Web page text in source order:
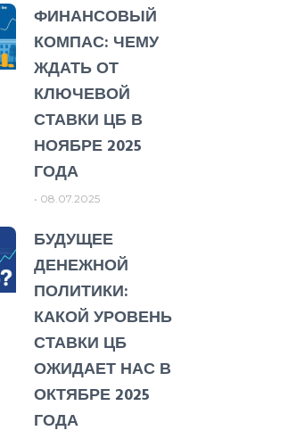
ФИНАНСОВЫЙ
КОМПАС: ЧЕМУ
ЖДАТЬ ОТ
КЛЮЧЕВОЙ
СТАВКИ ЦБ В
НОЯБРЕ 2025
ГОДА
08.07.2025
БУДУЩЕЕ
ДЕНЕЖНОЙ
ПОЛИТИКИ:
КАКОЙ УРОВЕНЬ
СТАВКИ ЦБ
ОЖИДАЕТ НАС В
ОКТЯБРЕ 2025
ГОДА